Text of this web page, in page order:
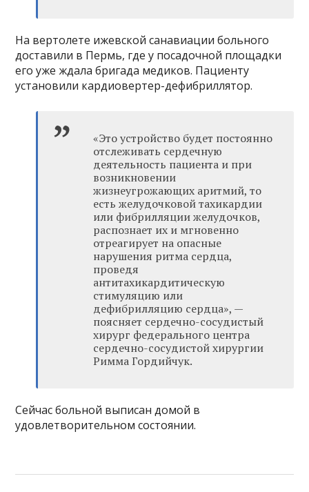
На вертолете ижевской санавиации больного
доставили в Пермь, где у посадочной площадки
его уже ждала бригада медиков. Пациенту
установили кардиовертер-дефибриллятор.
«Это устройство будет постоянно
отслеживать сердечную
деятельность пациента и при
возникновении
жизнеугрожающих аритмий, то
есть желудочковой тахикардии
или фибрилляции желудочков,
распознает их и мгновенно
отреагирует на опасные
нарушения ритма сердца,
проведя
антитахикардитическую
стимуляцию или
дефибрилляцию сердца», —
поясняет сердечно-сосудистый
хирург федерального центра
сердечно-сосудистой хирургии
Римма Гордийчук.
Сейчас больной выписан домой в
удовлетворительном состоянии.